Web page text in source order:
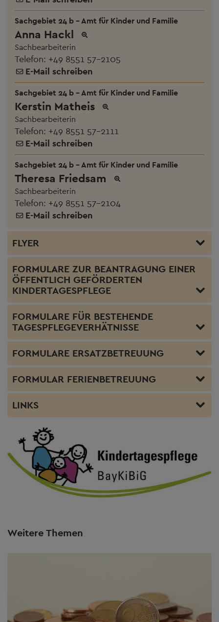
Sachgebiet 24 b - Amt für Kinder und Familie
Anna Hackl
Sachbearbeiterin
Telefon: +49 8551 57-2105
E-Mail schreiben
Sachgebiet 24 b - Amt für Kinder und Familie
Kerstin Matheis
Sachbearbeiterin
Telefon: +49 8551 57-2111
E-Mail schreiben
Sachgebiet 24 b - Amt für Kinder und Familie
Theresa Friedsam
Sachbearbeiterin
Telefon: +49 8551 57-2104
E-Mail schreiben
FLYER
FORMULARE ZUR BEANTRAGUNG EINER
ÖFFENTLICH GEFÖRDERTEN
KINDERTAGESPFLEGE
FORMULARE FÜR BESTEHENDE
TAGESPFLEGEVERHÄTNISSE
FORMULARE ERSATZBETREUUNG
FORMULAR FERIENBETREUUNG
LINKS
Weitere Themen